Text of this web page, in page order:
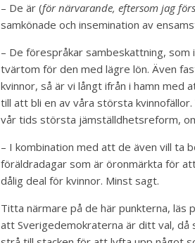
– De är (för närvarande, eftersom jag
samkönade och insemination av
– De förespråkar sambeskattning,
tvärtom för den med lägre lön. Även
kvinnor, så är vi långt ifrån i hamn med
till att bli en av våra största
vår tids största jämställdhetsreform,
– I kombination med att de även vill ta
föräldradagar som är öronmärkta för
dålig deal för kvinnor. Minst sagt.
Titta närmare på de här punkterna, läs
att Sverigedemokraterna är ditt val, då